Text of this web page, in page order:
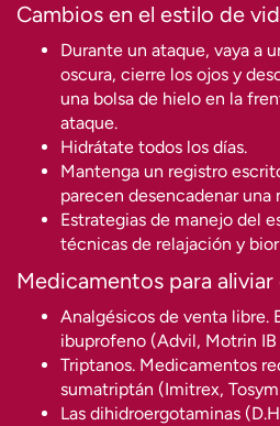
Cambios en el estilo de
Durante un ataque, vaya a
oscura, cierre los ojos y
una bolsa de hielo en la
ataque.
Hidrátate todos los días.
Mantenga un registro
parecen desencadenar una
Estrategias de manejo del
técnicas de relajación y
Medicamentos para aliviar
Analgésicos de venta libre.
ibuprofeno (Advil, Motrin IB
Triptanos. Medicamentos
sumatriptán (Imitrex,
Las dihidroergotaminas